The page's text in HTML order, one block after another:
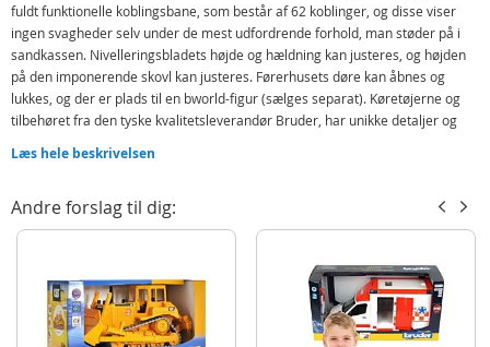
fuldt funktionelle koblingsbane, som består af 62 koblinger, og disse viser
ingen svagheder selv under de mest udfordrende forhold, man støder på i
sandkassen. Nivelleringsbladets højde og hældning kan justeres, og højden
på den imponerende skovl kan justeres. Førerhusets døre kan åbnes og
lukkes, og der er plads til en bworld-figur (sælges separat). Køretøjerne og
tilbehøret fra den tyske kvalitetsleverandør Bruder, har unikke detaljer og
Ploven kan bevæges op og ned
Med ægte kædeled, ikke gummibånd
Med plads til en bworld-figur (sælges separat)
Indeholder:
Læs hele beskrivelsen
Andre forslag til dig: